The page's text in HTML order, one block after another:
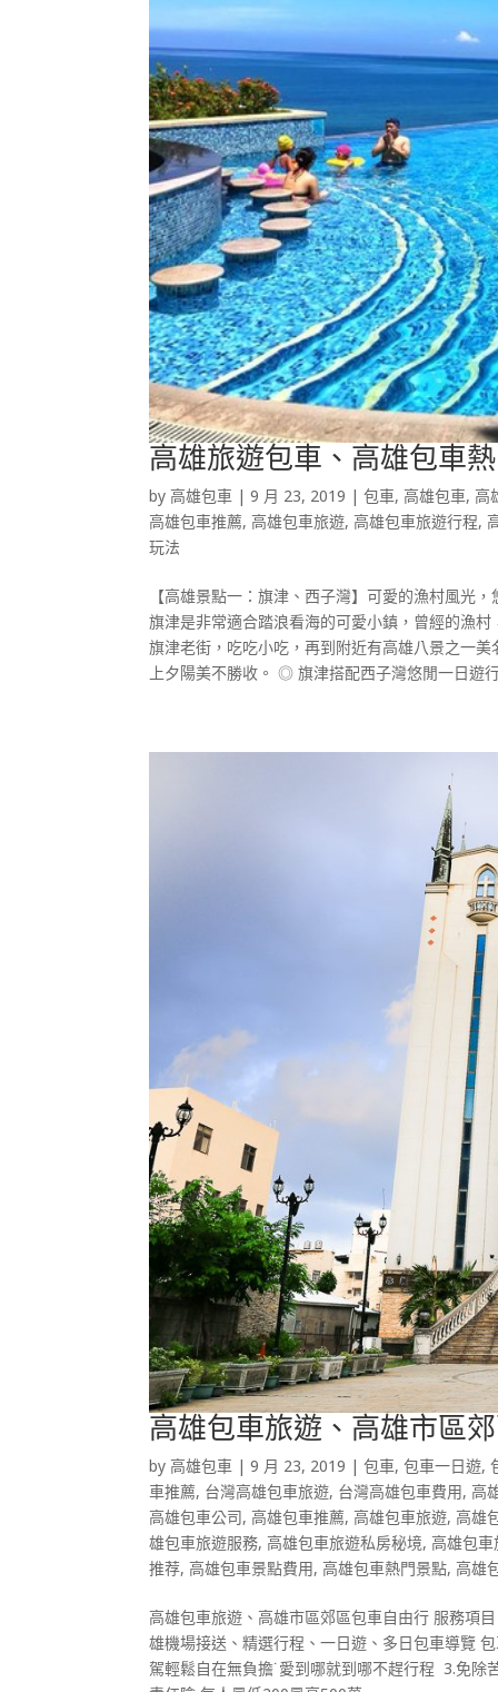
高雄旅遊包車、高雄包車
by高雄包車 |9 月 23, 2019 |包車,高雄包車,高
高雄包車推薦,高雄包車旅遊,高雄包車旅遊行程,
玩法
【高雄景點一：旗津、西子灣】可愛的漁村風光
旗津是非常適合踏浪看海的可愛小鎮，曾經的漁
旗津老街，吃吃小吃，再到附近有高雄八景之一
上夕陽美不勝收。 ◎ 旗津搭配西子灣悠閒一日遊
高雄包車旅遊、高雄市區
by高雄包車 |9 月 23, 2019 |包車,包車一日遊,
車推薦, 台灣高雄包車旅遊, 台灣高雄包車費用,高
高雄包車公司,高雄包車推薦,高雄包車旅遊,高雄
雄包車旅遊服務,高雄包車旅遊私房秘境,高雄包
推荐,高雄包車景點費用,高雄包車熱門景點,高雄
高雄包車旅遊、高雄市區郊區包車自由
雄機場接送、精選行程、一日遊、多日包車導覽
駕輕鬆自在無負擔˙愛到哪就到哪不趕行程 3.免